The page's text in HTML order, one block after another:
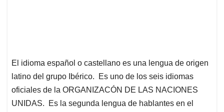
El idioma español o castellano es una lengua de origen
latino del grupo Ibérico. Es uno de los seis idiomas
oficiales de la ORGANIZACÓN DE LAS NACIONES
UNIDAS. Es la segunda lengua de hablantes en el